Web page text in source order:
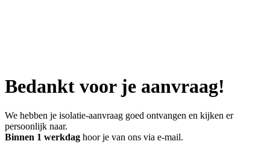
Bedankt voor je aanvraag!
We hebben je isolatie-aanvraag goed ontvangen en kijken er
persoonlijk naar.
Binnen 1 werkdag hoor je van ons via e-mail.